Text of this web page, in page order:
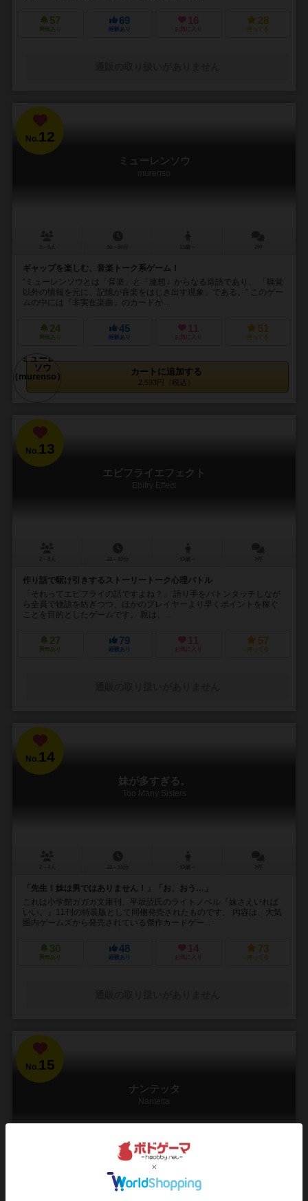
57
興味あり
69
経験あり
16
お気に入り
28
持ってる
No.12
ミューレンソウ
murenso
ギャップを楽しむ、音楽トーク系ゲーム！
“ミューレンソウとは「音楽」と「連想」からなる造語であり、 「聴覚
以外の情報を元に、記憶が音楽をはじき出す現象」である。” このゲー
ムの中には『非実在楽曲』のカードが...
24
興味あり
45
経験あり
11
お気に入り
51
持ってる
カートに追加する
2,593円（税込）
No.13
エビフライエフェクト
Ebifry Effect
作り話で駆け引きするストーリートーク心理バトル
「それってエビフライの話ですよね？」 語り手をバトンタッチしなが
ら全員で物語を紡ぎつつ、ほかのプレイヤーより早くポイントを稼ぐ
ことを目的としたゲームです。 親は、...
27
興味あり
79
経験あり
11
お気に入り
57
持ってる
No.14
妹が多すぎる。
Too Many Sisters
「先生！妹は男ではありません！」「お、おう…」
これは小学館ガガガ文庫刊、平坂読氏のライトノベル『妹さえいれば
いい。』11刊の特装版として同梱発売されたものです。 内容は、大気
圏内ゲームズから発売されている傑作カードゲー...
30
興味あり
48
経験あり
14
お気に入り
73
持ってる
No.15
ナンテッタ
Nantetta
10分前後